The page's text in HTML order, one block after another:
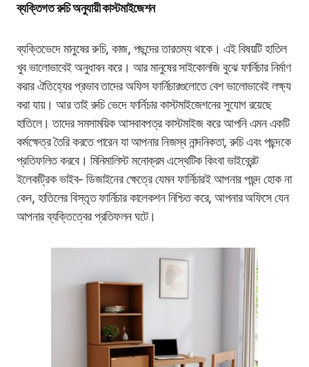
ব্যক্তিগত রুচি অনুযায়ী কাস্টমাইজেশন
ব্যক্তিভেদে মানুষের রুচি, কাজ, পছন্দের তারতম্য থাকে। এই বিষয়টি হাতিল
খুব ভালোভাবেই অনুধাবন করে। আর মানুষের সাইকোলজি বুঝে ফার্নিচার নির্মাণ
করার ঐতিহ্যের প্রভাব তাদের অফিস ফার্নিচারগুলোতে বেশ ভালোভাবেই লক্ষ্য
করা যায়। আর তাই রুচি ভেদে ফার্নিচার কাস্টমাইজেশনের সুযোগ রয়েছে
হাতিলে। তাদের সমসাময়িক আসবাবপত্র কাস্টমাইজ করে আপনি এমন একটি
কর্মক্ষেত্র তৈরি করতে পারেন যা আপনার নিজস্ব নান্দনিকতা, রুচি এবং পছন্দকে
প্রতিফলিত করবে। মিনিমালিস্ট মনোক্রম এস্থেটিক কিংবা ভাইব্রেন্ট
ইলেকট্রিক ভাইব- ডিজাইনের ক্ষেত্রে যেমন ফার্নিচারই আপনার পছন্দ হোক না
কেন, হাতিলের বিস্তৃত ফার্নিচার কালেকশন নিশ্চিত করে, আপনার অফিসে যেন
আপনার ব্যক্তিত্বের প্রতিফলন ঘটে।